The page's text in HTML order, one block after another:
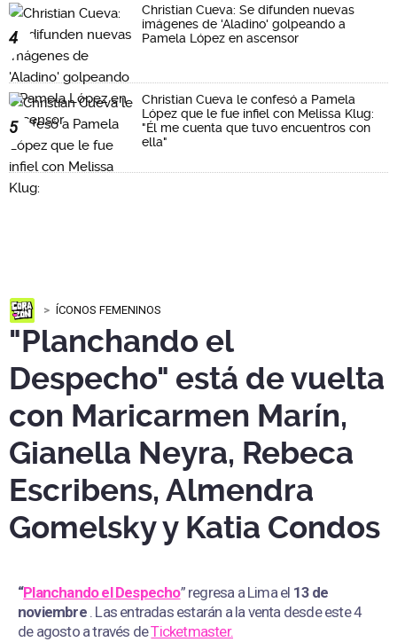
4
Christian Cueva: Se difunden nuevas
imágenes de 'Aladino' golpeando a
Pamela López en ascensor
5
Christian Cueva le confesó a Pamela
López que le fue infiel con Melissa Klug:
"Él me cuenta que tuvo encuentros con
ella"
ÍCONOS FEMENINOS
"Planchando el
Despecho" está de vuelta
con Maricarmen Marín,
Gianella Neyra, Rebeca
Escribens, Almendra
Gomelsky y Katia Condos
“Planchando el Despecho” regresa a Lima el 13 de
noviembre . Las entradas estarán a la venta desde este 4
de agosto a través deTicketmaster.